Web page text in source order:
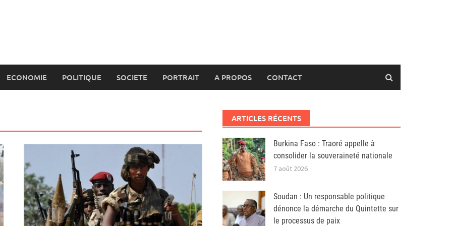
ECONOMIE POLITIQUE SOCIETE PORTRAIT A PROPOS CONTACT
ARTICLES RÉCENTS
Burkina Faso : Traoré appelle à
consolider la souveraineté nationale
7 août 2026
Soudan : Un responsable politique
dénonce la démarche du Quintette sur
le processus de paix